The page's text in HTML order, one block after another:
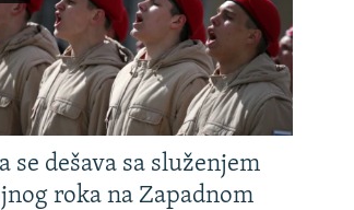
se dešava sa služenjem
roka na Zapadnom